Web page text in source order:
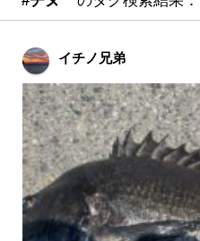
イチノ兄弟